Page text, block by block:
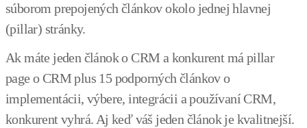
súborom prepojených článkov okolo jednej hlavnej
(pillar) stránky.
Ak máte jeden článok o CRM a konkurent má pillar
page o CRM plus 15 podporných článkov o
implementácii, výbere, integrácii a používaní CRM,
konkurent vyhrá. Aj keď váš jeden článok je kvalitnejší.